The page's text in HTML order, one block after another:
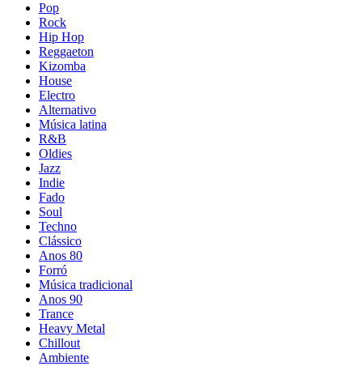
Pop
Rock
Hip Hop
Reggaeton
Kizomba
House
Electro
Alternativo
Música latina
R&B
Oldies
Jazz
Indie
Fado
Soul
Techno
Clássico
Anos 80
Forró
Música tradicional
Anos 90
Trance
Heavy Metal
Chillout
Ambiente